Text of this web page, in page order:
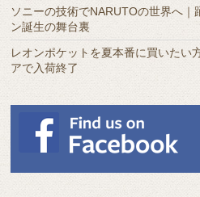
ソニーの技術でNARUTOの世界へ｜
ン誕生の舞台裏
レオンポケットを夏本番に買いたい
アで入荷終了